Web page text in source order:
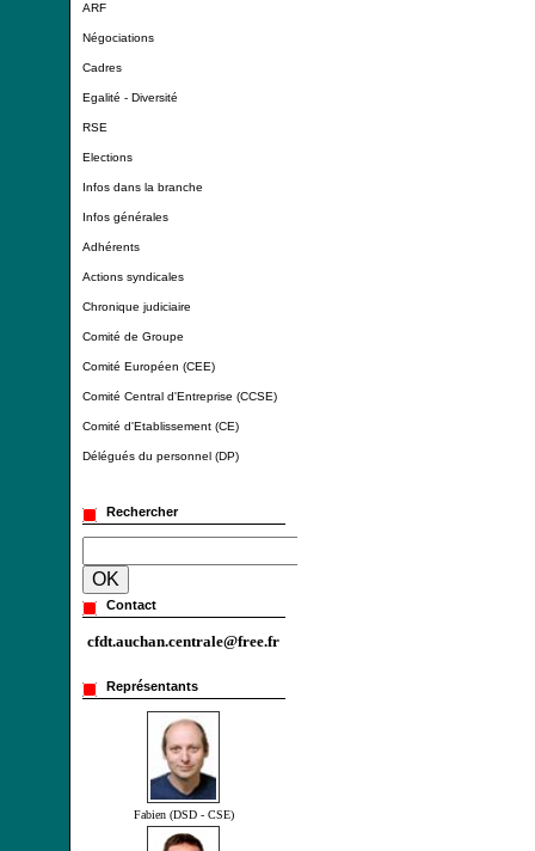
ARF
Négociations
Cadres
Egalité - Diversité
RSE
Elections
Infos dans la branche
Infos générales
Adhérents
Actions syndicales
Chronique judiciaire
Comité de Groupe
Comité Européen (CEE)
Comité Central d'Entreprise (CCSE)
Comité d'Etablissement (CE)
Délégués du personnel (DP)
Rechercher
Contact
cfdt.auchan.centrale@free.fr
Représentants
Fabien (DSD - CSE)